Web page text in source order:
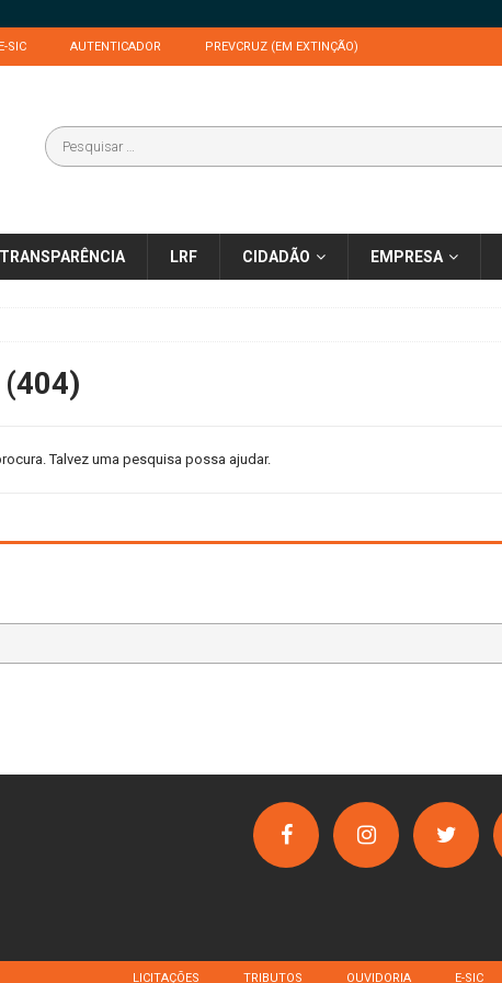
SIC AUTENTICADOR PREVCRUZ (EM EXTINÇÃO)
TRANSPARÊNCIA LRF CIDADÃO EMPRESA
Talvez uma pesquisa possa ajudar.
LICITAÇÕES TRIBUTOS OUVIDORIA E-SIC